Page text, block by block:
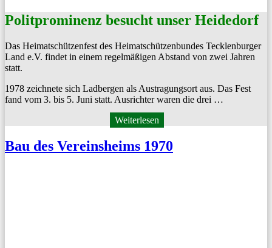
Politprominenz besucht unser Heidedorf
Das Heimatschützen­fest des Heimatschützen­bun­des Teck­len­burg­er
Land e.V. find­et in einem regelmäßi­gen Abstand von zwei Jahren
statt.
1978 zeich­nete sich Lad­ber­gen als Aus­tra­gung­sort aus. Das Fest
fand vom 3. bis 5. Juni statt. Aus­richter waren die drei …
Weiterlesen
Bau des Vereinsheims 1970